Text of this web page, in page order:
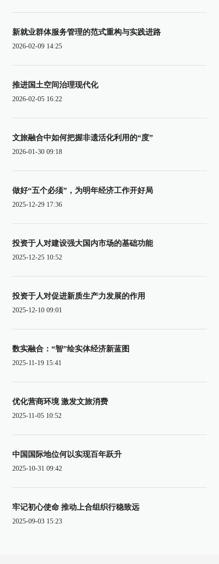
新就业群体服务管理的范式重构与实践进路
2026-02-09 14:25
推进国土空间治理现代化
2026-02-05 16:22
文旅融合中如何把握非遗活化利用的“度”
2026-01-30 09:18
做好“五个必须”，为明年经济工作开好局
2025-12-29 17:36
投资于人对建设强大国内市场的基础功能
2025-12-25 10:52
投资于人对促进新质生产力发展的作用
2025-12-10 09:01
数实融合：“智”绘实体经济新蓝图
2025-11-19 15:41
优化营商环境 激发文旅消费
2025-11-05 10:52
中国国际地位何以实现百年跃升
2025-10-31 09:42
牢记初心使命 推动上合组织行稳致远
2025-09-03 15:23